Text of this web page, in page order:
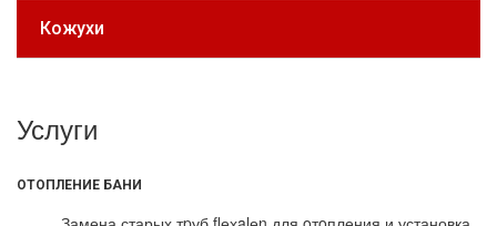
Кожухи
Услуги
ОТОПЛЕНИЕ БАНИ